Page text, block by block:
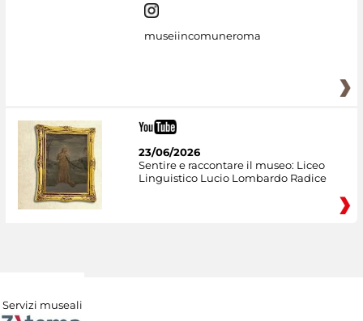
museiincomuneroma
23/06/2026
Sentire e raccontare il museo: Liceo
Linguistico Lucio Lombardo Radice
Servizi museali